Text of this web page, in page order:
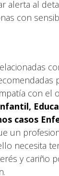
alerta al
con
con el
casos
un
necesita
y cariño